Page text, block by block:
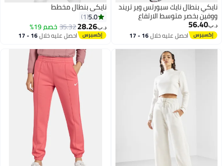
بنطال نايك سبورتس وير تريند
بخصر متوسط الارتفاع
56.40
احصل عليه خلال 16 - 17
نايكي بنطال مخطط
5.0
1
د.ب‏28.26
35.32خصم 19%
احصل عليه خلال 16 - 17